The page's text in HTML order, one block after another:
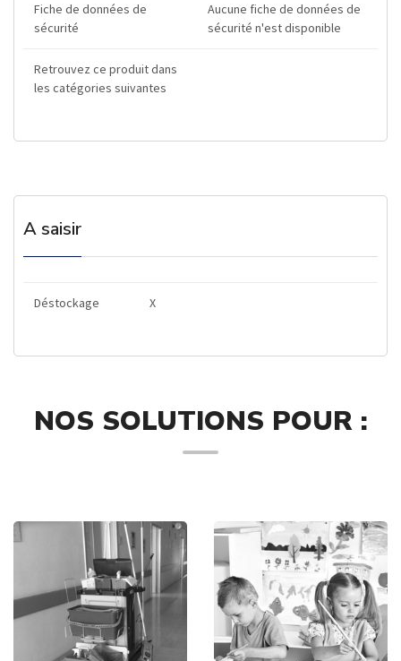
Fiche de données de
sécurité
Aucune fiche de données de
sécurité n'est disponible
Retrouvez ce produit dans
les catégories suivantes
A saisir
Déstockage X
NOS SOLUTIONS POUR :